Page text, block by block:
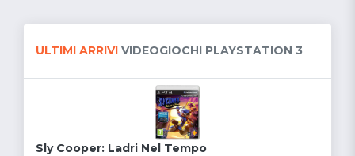
ULTIMI ARRIVI VIDEOGIOCHI PLAYSTATION 3
Sly Cooper: Ladri Nel Tempo